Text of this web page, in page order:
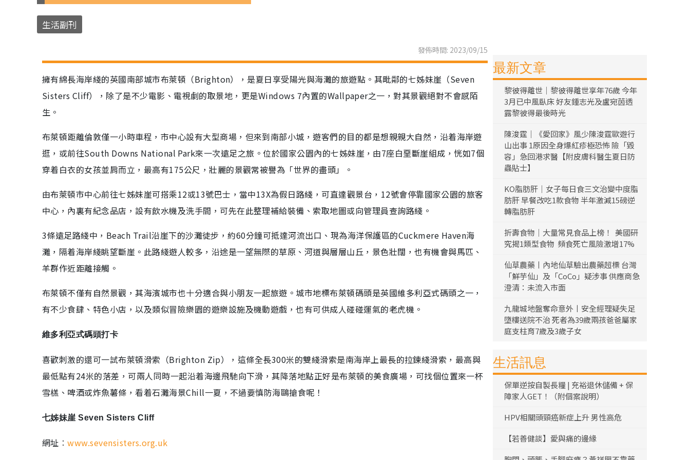
生活副刊
發佈時間: 2023/09/15
擁有綿長海岸綫的英國南部城市布萊頓（Brighton），是夏日享受陽光與海灘的旅遊點。其毗鄰的七姊妹崖（Seven
Sisters Cliff），除了是不少電影、電視劇的取景地，更是Windows 7內置的Wallpaper之一，對其景觀絕對不會感陌
生。
布萊頓距離倫敦僅一小時車程，市中心設有大型商場，但來到南部小城，遊客們的目的都是想親親大自然，沿着海岸遊
逛，或前往South Downs National Park來一次遠足之旅。位於國家公園內的七姊妹崖，由7座白堊斷崖組成，恍如7個
穿着白衣的女孩並肩而立，最高有175公尺，壯麗的景觀常被譽為「世界的盡頭」。
由布萊頓市中心前往七姊妹崖可搭乘12或13號巴士，當中13X為假日路綫，可直達觀景台，12號會停靠國家公園的旅客
中心，內裏有紀念品店，設有飲水機及洗手間，可先在此整理補給裝備、索取地圖或向管理員查詢路綫。
3條遠足路綫中，Beach Trail沿崖下的沙灘徒步，約60分鐘可抵達河流出口、現為海洋保護區的Cuckmere Haven海
灘，隔着海岸綫眺望斷崖。此路綫遊人較多，沿途是一望無際的草原、河道與層層山丘，景色壯闊，也有機會與馬匹、
羊群作近距離接觸。
布萊頓不僅有自然景觀，其海濱城市也十分適合與小朋友一起旅遊。城市地標布萊頓碼頭是英國維多利亞式碼頭之一，
有不少食肆、特色小店，以及類似冒險樂園的遊樂設施及機動遊戲，也有可供成人碰碰運氣的老虎機。
維多利亞式碼頭打卡
喜歡刺激的還可一試布萊頓滑索（Brighton Zip），這條全長300米的雙綫滑索是南海岸上最長的拉鍊綫滑索，最高與
最低點有24米的落差，可兩人同時一起沿着海邊飛馳向下滑，其降落地點正好是布萊頓的美食廣場，可找個位置來一杯
雪榚、啤酒或炸魚薯條，看着石灘海景Chill一夏，不過要慎防海鷗搶食呢！
七姊妹崖 Seven Sisters Cliff
網址︰www.sevensisters.org.uk
最新文章
黎彼得離世｜黎彼得離世享年76歲 今年
3月已中風臥床 好友鍾志光及盧宛茵透
露黎彼得最後時光
陳浚霆｜《愛回家》風少陳浚霆歐遊行
山出事 1原因全身爆紅疹極恐怖 險「毀
容」急回港求醫【附皮膚科醫生夏日防
蟲貼士】
KO脂肪肝｜女子每日食三文治變中度脂
肪肝 早餐改吃1款食物 半年激減15磅逆
轉脂肪肝
折壽食物｜大量常見食品上榜！ 美國研
究揭1類型食物 頻食死亡風險激增17%
仙草農藥丨內地仙草驗出農藥超標 台灣
「鮮芋仙」及「CoCo」疑涉事 供應商急
澄清：未流入市面
九龍城地盤奪命意外丨安全經理疑失足
墮樓送院不治 死者為39歲兩孩爸爸屬家
庭支柱育7歲及3歲子女
生活訊息
保單逆按自製長糧 | 充裕退休儲備 + 保
障家人GET！（附個案說明）
HPV相關頭頸癌新症上升 男性高危
【若善健談】愛與痛的邊緣